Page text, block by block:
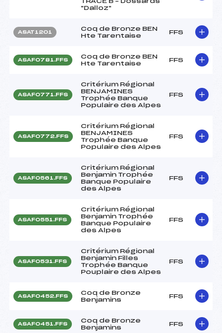
"Dalloz"
ASAT1201
Coq de Bronze BEN
Hte Tarentaise
FFS
ASAF0781.FFS
Coq de Bronze BEN
Hte Tarentaise
FFS
ASAF0771.FFS
Critérium Régional
BENJAMINES
Trophée Banque
Populaire des Alpes
FFS
ASAF0772.FFS
Critérium Régional
BENJAMINES
Trophée Banque
Populaire des Alpes
FFS
ASAF0561.FFS
Critérium Régional
Benjamin Trophée
Banque Populaire
des Alpes
FFS
ASAF0551.FFS
Critérium Régional
Benjamin Trophée
Banque Populaire
des Alpes
FFS
ASAF0531.FFS
Critérium Régional
Benjamin Filles
Trophée Banque
Pouplaire des Alpes
FFS
ASAF0452.FFS
Coq de Bronze
Benjamins
FFS
ASAF0451.FFS
Coq de Bronze
Benjamins
FFS